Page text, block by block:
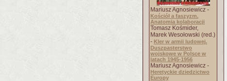
Mariusz Agnosiewicz -
Kościół a faszyzm.
Anatomia kolaboracji
Tomasz Kośmider,
Marek Wesołowski (red.)
- Kler w armii ludowej.
Duszpasterstwo
wojskowe w Polsce w
latach 1945-1956
Mariusz Agnosiewicz -
Heretyckie dziedzictwo
Europy